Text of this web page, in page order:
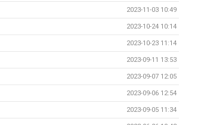
2023-11-03 10:49
2023-10-24 10:14
2023-10-23 11:14
2023-09-11 13:53
2023-09-07 12:05
2023-09-06 12:54
2023-09-05 11:34